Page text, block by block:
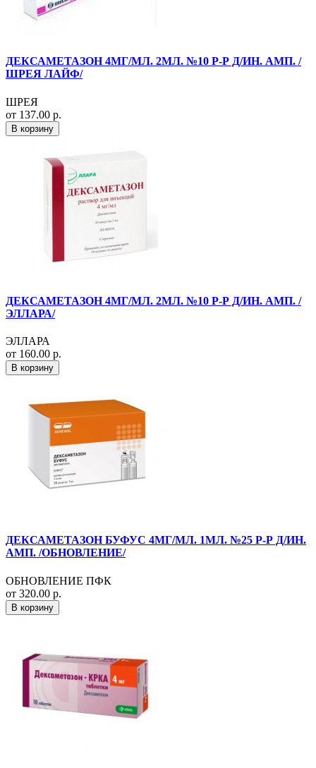
ДЕКСАМЕТАЗОН 4МГ/МЛ. 2МЛ. №10 Р-Р Д/ИН. АМП. /
ШРЕЯ ЛАЙФ/
ШРЕЯ
от 137.00 р.
В корзину
ДЕКСАМЕТАЗОН 4МГ/МЛ. 2МЛ. №10 Р-Р Д/ИН. АМП. /
ЭЛЛАРА/
ЭЛЛАРА
от 160.00 р.
В корзину
ДЕКСАМЕТАЗОН БУФУС 4МГ/МЛ. 1МЛ. №25 Р-Р Д/ИН.
АМП. /ОБНОВЛЕНИЕ/
ОБНОВЛЕНИЕ ПФК
от 320.00 р.
В корзину